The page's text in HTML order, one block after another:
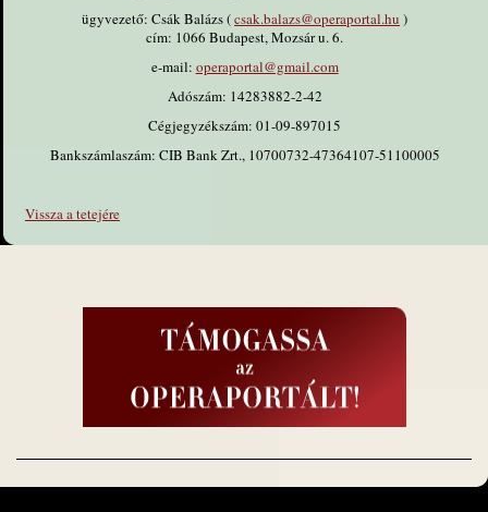
ügyvezető: Csák Balázs (csak.balazs@operaportal.hu )
cím: 1066 Budapest, Mozsár u. 6.
e-mail: operaportal@gmail.com
Adószám: 14283882-2-42
Cégjegyzékszám: 01-09-897015
Bankszámlaszám: CIB Bank Zrt., 10700732-47364107-51100005
Vissza a tetejére